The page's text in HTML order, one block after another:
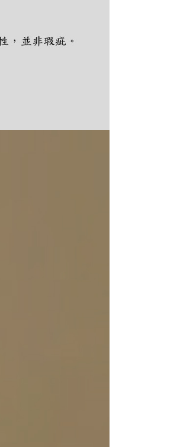
址：
起之損失，本公司不負相關責
註冊。若發現惡意使用之情
戶之使用額度並採取法律行